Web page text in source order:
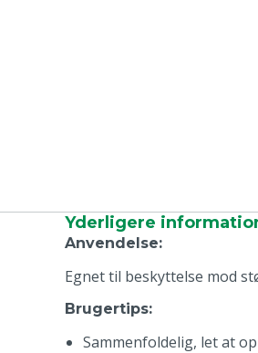
Yderligere
Anvendelse:
Egnet til beskyttelse mod
Brugertips:
Sammenfoldelig, let at